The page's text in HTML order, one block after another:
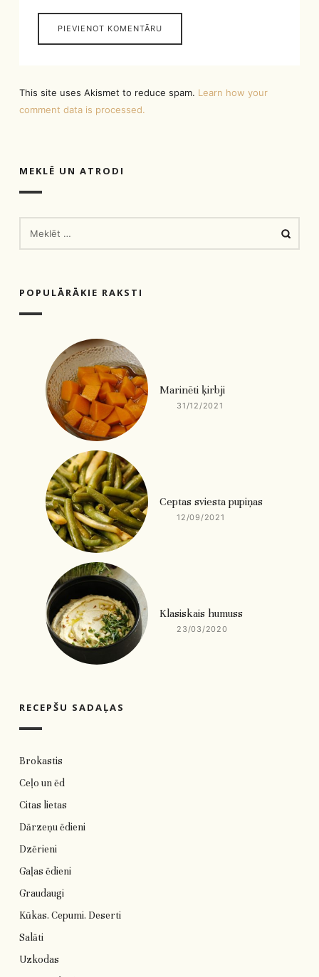
This site uses Akismet to reduce spam. Learn how your
comment data is processed.
MEKLĒ UN ATRODI
POPULĀRĀKIE RAKSTI
Marinēti ķirbji
31/12/2021
Ceptas sviesta pupiņas
12/09/2021
Klasiskais humuss
23/03/2020
RECEPŠU SADAĻAS
Brokastis
Ceļo un ēd
Citas lietas
Dārzeņu ēdieni
Dzērieni
Gaļas ēdieni
Graudaugi
Kūkas. Cepumi. Deserti
Salāti
Uzkodas